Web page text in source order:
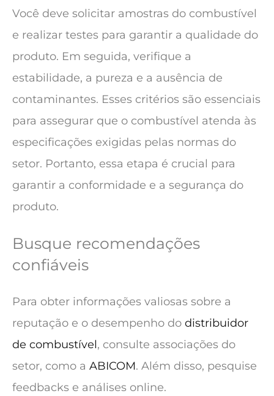
Você deve solicitar amostras do combustível
e realizar testes para garantir a qualidade do
produto. Em seguida, verifique a
estabilidade, a pureza e a ausência de
contaminantes. Esses critérios são essenciais
para assegurar que o combustível atenda às
especificações exigidas pelas normas do
setor. Portanto, essa etapa é crucial para
garantir a conformidade e a segurança do
produto.
Busque recomendações
confiáveis
Para obter informações valiosas sobre a
reputação e o desempenho do distribuidor
de combustível, consulte associações do
setor, como a ABICOM. Além disso, pesquise
feedbacks e análises online.